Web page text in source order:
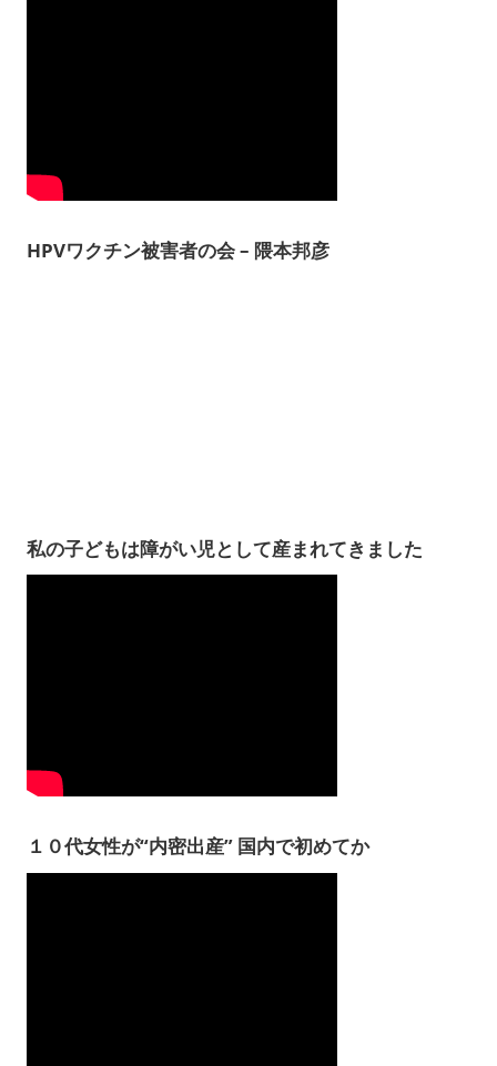
HPVワクチン被害者の会 – 隈本邦彦
私の子どもは障がい児として産まれてきました
１０代女性が“内密出産” 国内で初めてか